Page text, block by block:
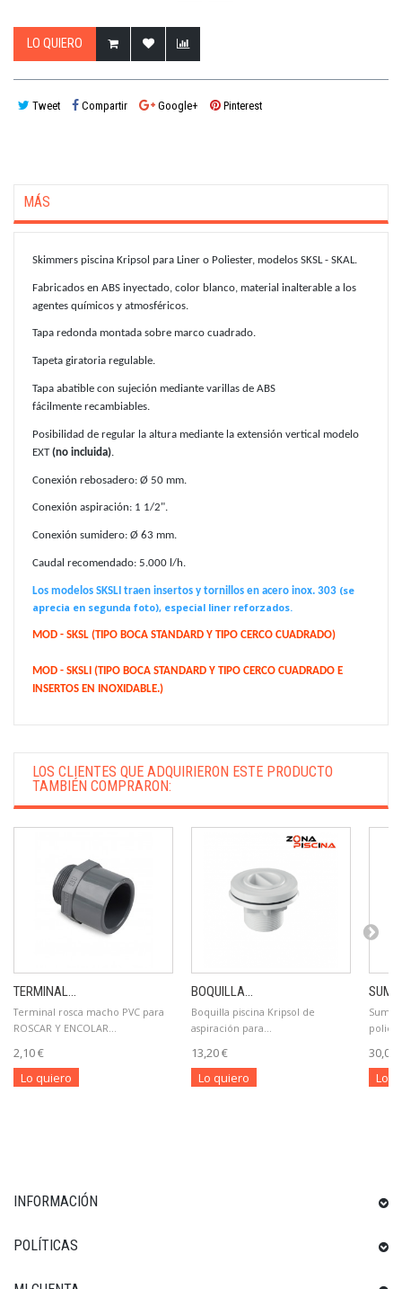
LO QUIERO
Tweet Compartir Google+ Pinterest
MÁS
Skimmers piscina Kripsol para Liner o Poliester, modelos SKSL - SKAL.
Fabricados en ABS inyectado, color blanco, material inalterable a los
agentes químicos y atmosféricos.
Tapa redonda montada sobre marco cuadrado.
Tapeta giratoria regulable.
Tapa abatible con sujeción mediante varillas de ABS
fácilmente recambiables.
Posibilidad de regular la altura mediante la extensión vertical modelo
EXT(no incluida).
Conexión rebosadero: Ø 50 mm.
Conexión aspiración: 1 1/2".
Conexión sumidero: Ø 63 mm.
Caudal recomendado: 5.000 l/h.
Los modelos SKSLI traen insertos y tornillos en acero inox. 303 (se
aprecia en segunda foto), especial liner reforzados.
MOD - SKSL (TIPO BOCA STANDARD Y TIPO CERCO CUADRADO)
MOD - SKSLI (TIPO BOCA STANDARD Y TIPO CERCO CUADRADO E
INSERTOS EN INOXIDABLE.)
LOS CLIENTES QUE ADQUIRIERON ESTE PRODUCTO
TAMBIÉN COMPRARON:
TERMINAL...
Terminal rosca macho PVC para
ROSCAR Y ENCOLAR...
2,10 €
Lo quiero
BOQUILLA...
Boquilla piscina Kripsol de
aspiración para...
13,20 €
Lo quiero
30,00
Lo
INFORMACIÓN
POLÍTICAS